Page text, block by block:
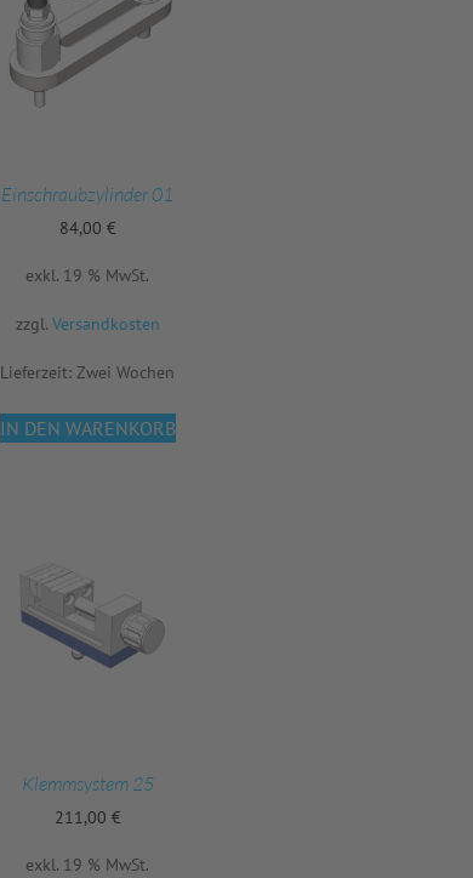
Einschraubzylinder 01
84,00 €
exkl. 19 % MwSt.
zzgl. Versandkosten
Lieferzeit: Zwei Wochen
IN DEN WARENKORB
Klemmsystem 25
211,00 €
exkl. 19 % MwSt.